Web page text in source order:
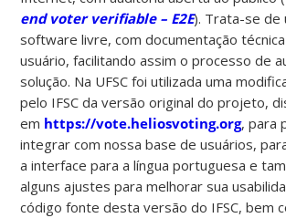
end voter verifiable – E2E). Trata-se de
software livre, com documentação
usuário, facilitando assim o processo de
solução. Na UFSC foi utilizada uma
pelo IFSC da versão original do projeto,
em https://vote.heliosvoting.org, para
integrar com nossa base de usuários,
a interface para a língua portuguesa e
alguns ajustes para melhorar sua
código fonte desta versão do IFSC, bem